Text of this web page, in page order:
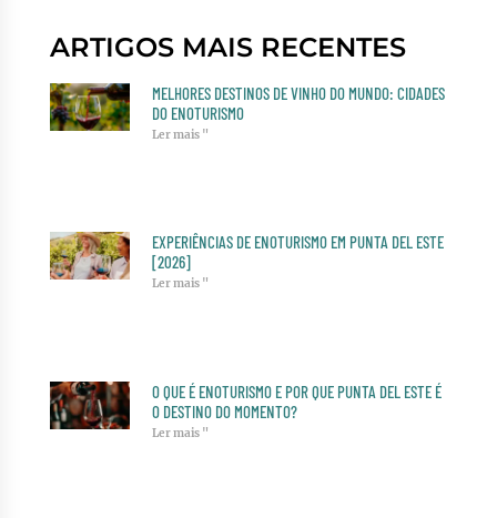
ARTIGOS MAIS RECENTES
MELHORES DESTINOS DE VINHO DO MUNDO: CIDADES
DO ENOTURISMO
Ler mais "
EXPERIÊNCIAS DE ENOTURISMO EM PUNTA DEL ESTE
[2026]
Ler mais "
O QUE É ENOTURISMO E POR QUE PUNTA DEL ESTE É
O DESTINO DO MOMENTO?
Ler mais "